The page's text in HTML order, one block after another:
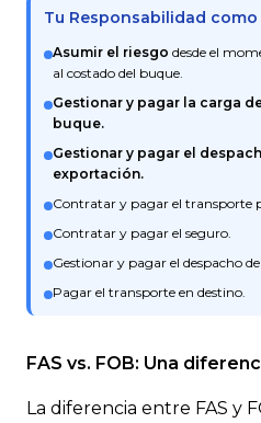
Tu Responsabilidad
Asumir el riesgo desde el
al costado del buque.
Gestionar y pagar la carga
buque.
Gestionar y pagar el
exportación.
Contratar y pagar el transporte
Contratar y pagar el seguro.
Gestionar y pagar el despacho
Pagar el transporte en destino.
FAS vs. FOB: Una
La diferencia entre FAS y